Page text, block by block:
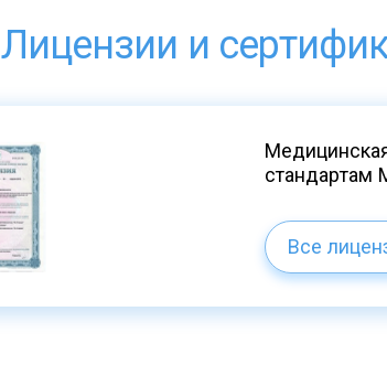
Лицензии и
стандартам
Все